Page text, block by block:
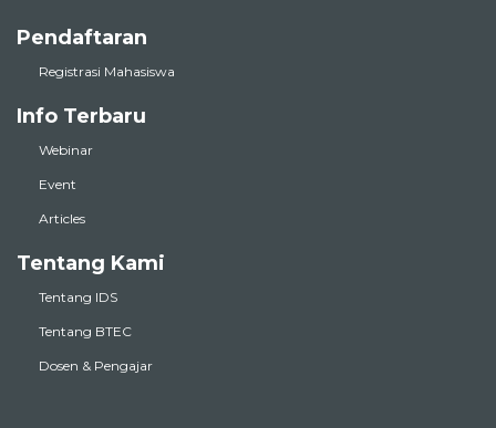
Pendaftaran
Registrasi Mahasiswa
Info Terbaru
Webinar
Event
Articles
Tentang Kami
Tentang IDS
Tentang BTEC
Dosen & Pengajar